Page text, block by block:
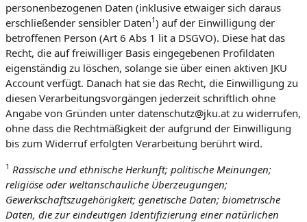
personenbezogenen Daten (inklusive etwaiger sich daraus
erschließender sensibler Daten1) auf der Einwilligung der
betroffenen Person (Art 6 Abs 1 lit a DSGVO). Diese hat das
Recht, die auf freiwilliger Basis eingegebenen Profildaten
eigenständig zu löschen, solange sie über einen aktiven JKU
Account verfügt. Danach hat sie das Recht, die Einwilligung zu
diesen Verarbeitungsvorgängen jederzeit schriftlich ohne
Angabe von Gründen unter datenschutz@jku.at zu widerrufen,
ohne dass die Rechtmäßigkeit der aufgrund der Einwilligung
bis zum Widerruf erfolgten Verarbeitung berührt wird.
1 Rassische und ethnische Herkunft; politische Meinungen;
religiöse oder weltanschauliche Überzeugungen;
Gewerkschaftszugehörigkeit; genetische Daten; biometrische
Daten, die zur eindeutigen Identifizierung einer natürlichen